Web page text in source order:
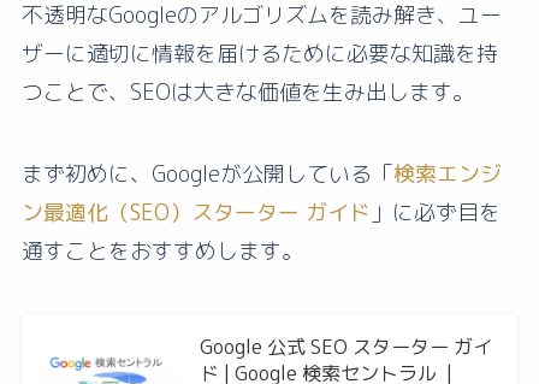
不透明なGoogleのアルゴリズムを読み解き、ユー
ザーに適切に情報を届けるために必要な知識を持
つことで、SEOは大きな価値を生み出します。
まず初めに、Googleが公開している「検索エンジ
ン最適化（SEO）スターター ガイド 」に必ず目を
通すことをおすすめします。
Google 公式 SEO スターター ガイ
ド | Google 検索セントラル |